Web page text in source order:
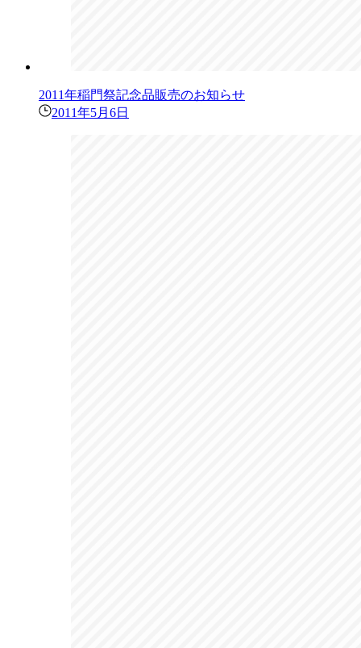
2011年稲門祭記念品販売のお知らせ
2011年5月6日